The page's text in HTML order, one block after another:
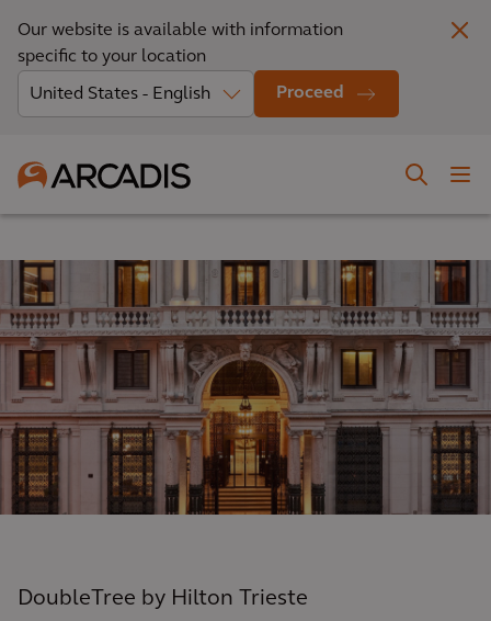
Our website is available with information
specific to your location
Proceed
DoubleTree by Hilton Trieste